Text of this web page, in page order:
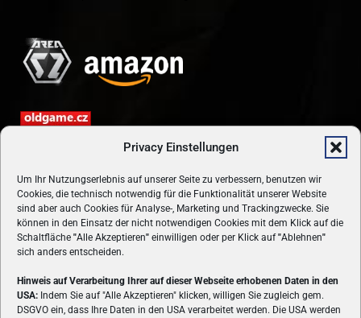
Privacy Einstellungen
Um Ihr Nutzungserlebnis auf unserer Seite zu verbessern, benutzen wir
Cookies, die technisch notwendig für die Funktionalität unserer Website
sind aber auch Cookies für Analyse-, Marketing und Trackingzwecke. Sie
können in den Einsatz der nicht notwendigen Cookies mit dem Klick auf die
Schaltfläche "Alle Akzeptieren" einwilligen oder per Klick auf"Ablehnen"
sich anders entscheiden.
Hinweis auf Verarbeitung Ihrer auf dieser Webseite erhobenen Daten in den
USA: Indem Sie auf "Alle Akzeptieren" klicken, willigen Sie zugleich gem.
DSGVO ein, dass Ihre Daten in den USA verarbeitet werden. Die USA werden
ÜBER UNS